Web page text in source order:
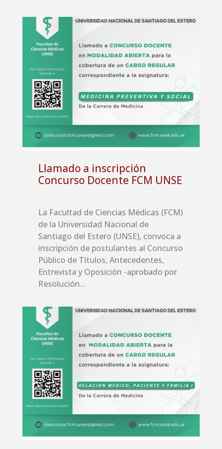
Llamado a inscripción
Concurso Docente FCM UNSE
La Facultad de Ciencias Médicas (FCM)
de la Universidad Nacional de
Santiago del Estero (UNSE), convoca a
inscripción de postulantes al Concurso
Público de Títulos, Antecedentes,
Entrevista y Oposición -aprobado por
Resolución...